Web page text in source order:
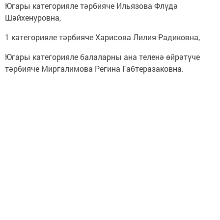
Югары категорияле тәрбияче Ильязова Флүдә
Шәйхенуровна,
1 категорияле тәрбияче Харисова Лилия Радиковна,
Югары категорияле балаларны ана теленә өйрәтүче
тәрбияче Миргалимова Регина Габтеразаковна.